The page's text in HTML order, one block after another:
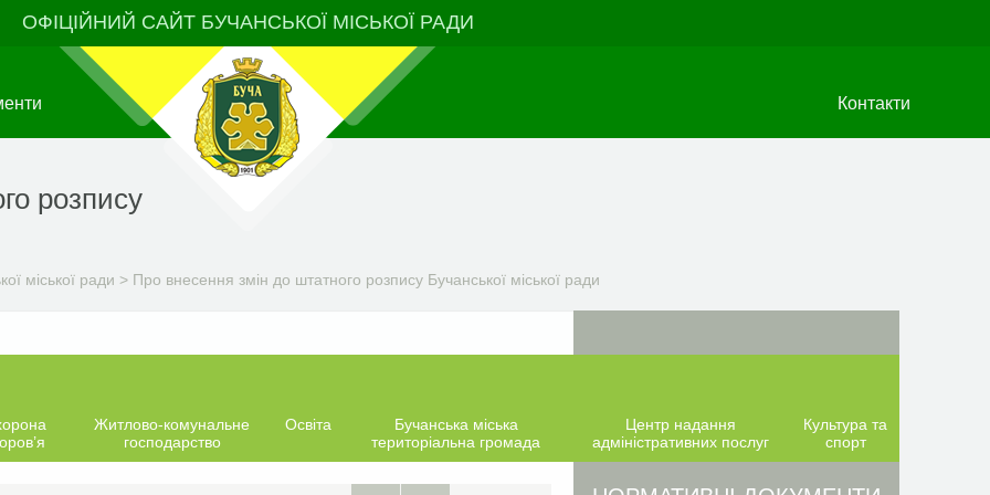
ОФІЦІЙНИЙ САЙТ БУЧАНСЬКОЇ МІСЬКОЇ РАДИ
Контакти
розпису
міської ради > Про внесення змін до штатного розпису Бучанської міської ради
Житлово-комунальне
господарство
Освіта
Бучанська міська
територіальна громада
Центр надання
адміністративних послуг
Культура та
спорт